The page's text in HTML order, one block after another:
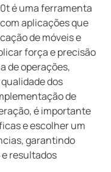
é uma ferramenta
aplicações que
de móveis e
força e precisão
de operações,
dos
de
é importante
e escolher um
garantindo
resultados